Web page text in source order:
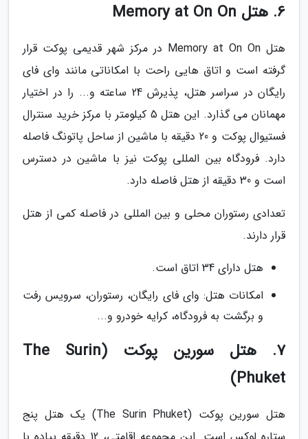
6. هتل Memory at On On
هتل Memory at On On در مرکز شهر قدیمی پوکت قرار
گرفته است و اتاق هایی راحت با امکاناتی مانند وای فای
رایگان در سراسر هتل، پذیرش 24 ساعته و... را در اختیار
مهمانان می گذارد. این هتل 5 کیلومتر با مرکز خرید سنترال
فستیوال پوکت و 20 دقیقه با ماشین از ساحل پاتونگ فاصله
دارد. فرودگاه بین المللی پوکت نیز با ماشین در دسترس
است و 30 دقیقه از هتل فاصله دارد.
تعدادی رستوران محلی و بین المللی در فاصله کمی از هتل
قرار دارند.
هتل دارای 34 اتاق است.
امکانات هتل: وای فای رایگان، رستوران، سرویس رفت
و برگشت به فرودگاه، کرایه خودرو و...
7. هتل سورین پوکت (The Surin
Phuket)
هتل سورین پوکت (The Surin Phuket) یک هتل پنج